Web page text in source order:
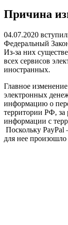
Причина
04.07.2020
Федеральный
Из-за них
всех сервисов
иностранных.
Главное
электронных
информацию о
территории РФ, за
информации с
Поскольку PayPal
для нее